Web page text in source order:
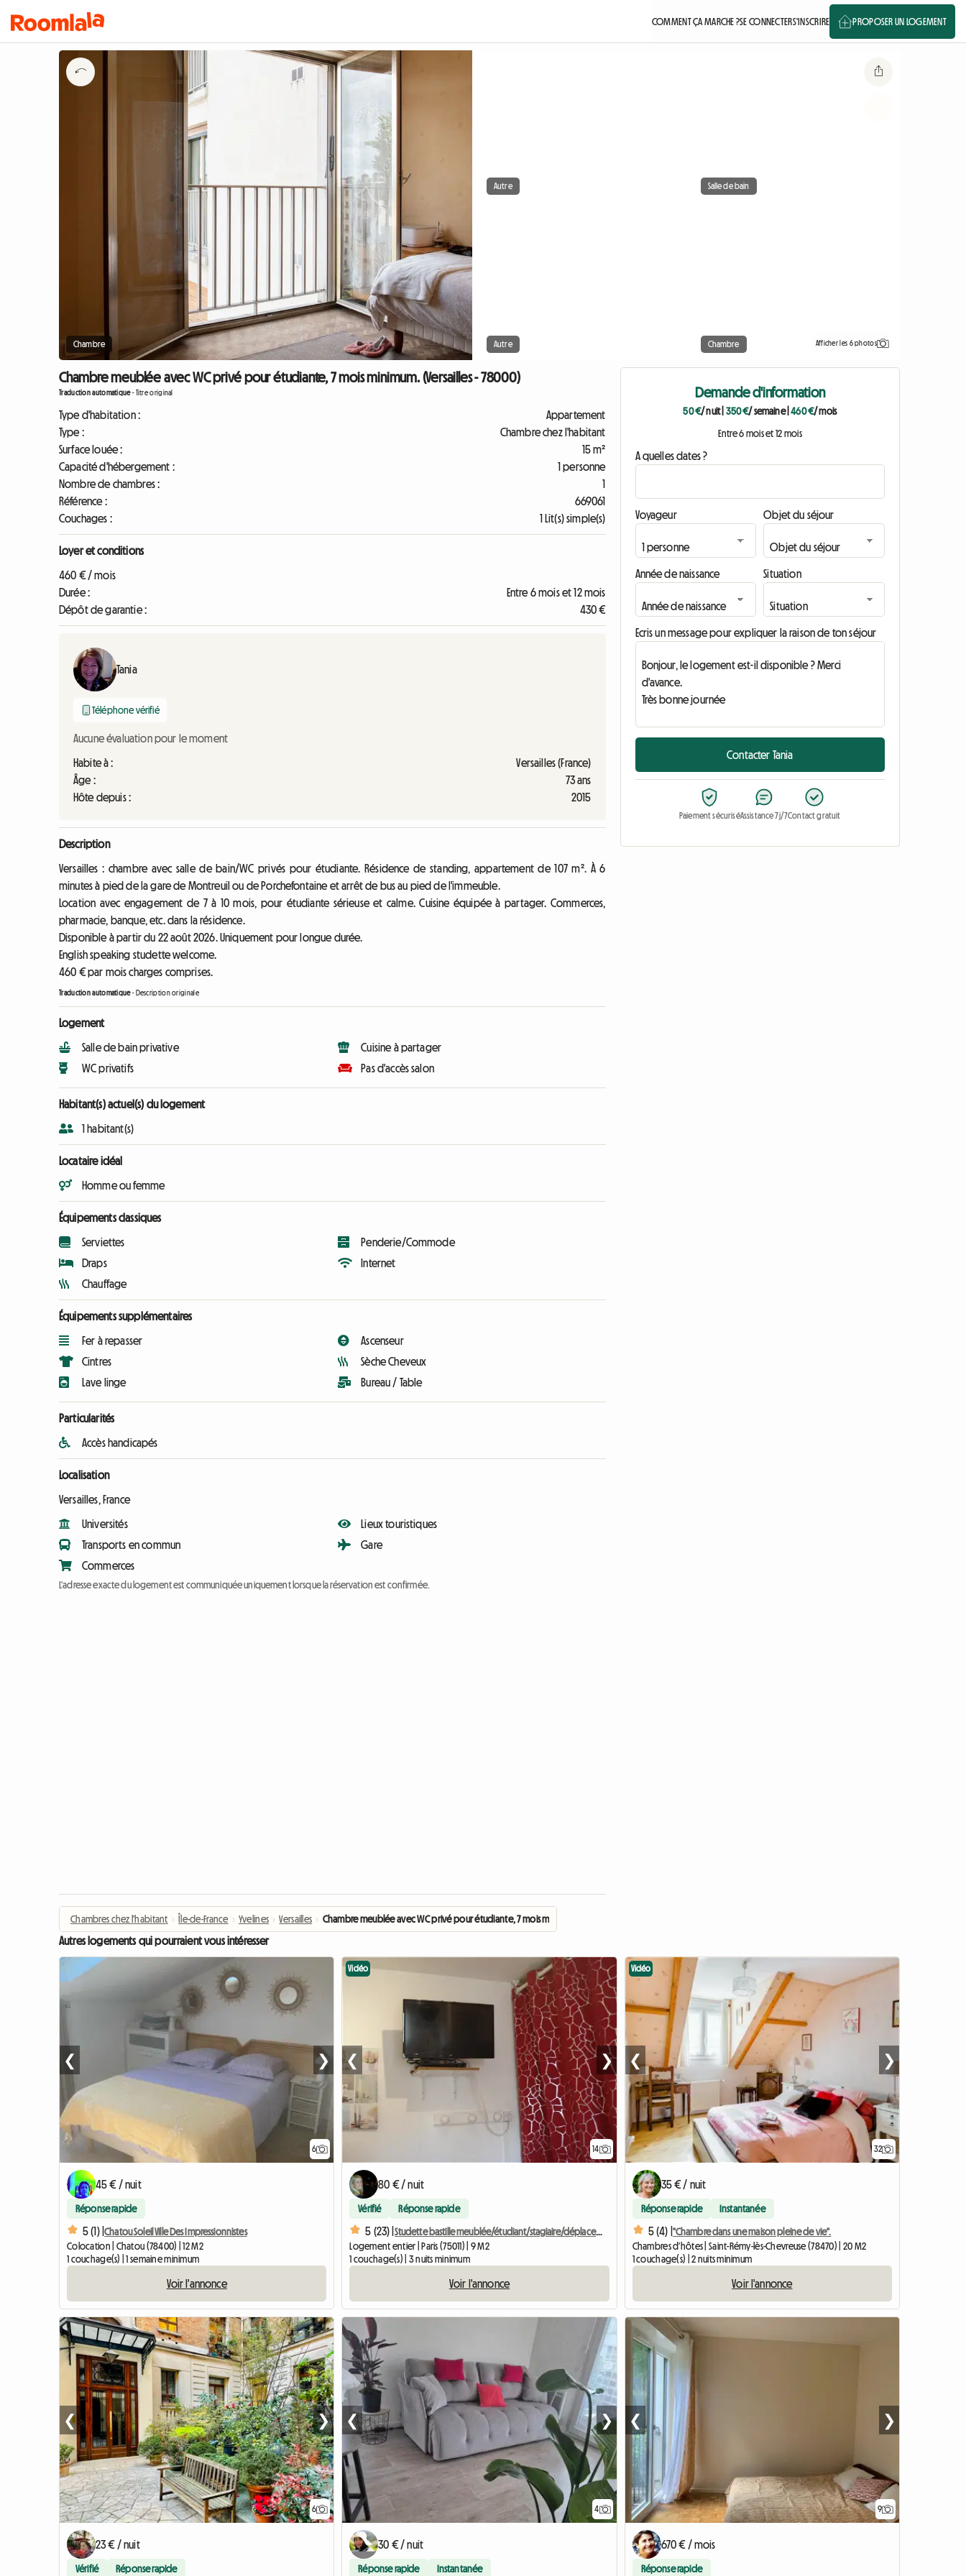
COMMENT ÇA MARCHE ?SE CONNECTERS'INSCRIRE PROPOSER UN LOGEMENT
Chambre
Autre Salle de bain
Autre Chambre Afficher les 6 photos
Chambre meublée avec WC privé pour étudiante, 7 mois minimum. (Versailles - 78000)
Traduction automatique-Titre original
Type d'habitation :
Appartement
Type :
Chambre chez l'habitant
Surface louée :
15 m²
Capacité d'hébergement :
1 personne
Nombre de chambres :
1
Référence :
669061
Couchages :
1 Lit(s) simple(s)
Loyer et conditions
460 € / mois
Durée :
Entre 6 mois et 12 mois
Dépôt de garantie :
430 €
Tania
Téléphone vérifié
Aucune évaluation pour le moment
Habite à :
Versailles (France)
Âge :
73 ans
Hôte depuis :
2015
Description
Versailles : chambre avec salle de bain/WC privés pour étudiante. Résidence de standing, appartement de 107 m². À 6
minutes à pied de la gare de Montreuil ou de Porchefontaine et arrêt de bus au pied de l'immeuble.
Location avec engagement de 7 à 10 mois, pour étudiante sérieuse et calme. Cuisine équipée à partager. Commerces,
pharmacie, banque, etc. dans la résidence.
Disponible à partir du 22 août 2026. Uniquement pour longue durée.
English speaking studette welcome.
460 € par mois charges comprises.
Traduction automatique- Description originale
Logement
Salle de bain privative
WC privatifs
Cuisine à partager
Pas d'accès salon
Habitant(s) actuel(s) du logement
1 habitant(s)
Locataire idéal
Homme ou femme
Équipements classiques
Serviettes
Draps
Chauffage
Penderie/Commode
Internet
Équipements supplémentaires
Fer à repasser
Cintres
Lave linge
Ascenseur
Sèche Cheveux
Bureau / Table
Particularités
Accès handicapés
Localisation
Versailles, France
Universités
Transports en commun
Commerces
Lieux touristiques
Gare
L'adresse exacte du logement est communiquée uniquement lorsque la réservation est confirmée.
Demande d'information
50 €/ nuit| 350 €/ semaine|460 €/ mois
Entre 6 mois et 12 mois
A quelles dates ?
Voyageur Objet du séjour
Année de naissance Situation
Ecris un message pour expliquer la raison de ton séjour
Contacter Tania
Paiement sécuriséAssistance 7j/7Contact gratuit
Chambres chez l'habitant › Île-de-France › Yvelines › Versailles › Chambre meublée avec WC privé pour étudiante, 7 mois minimum.
Autres logements qui pourraient vous intéresser
6
❮ ❯
45 € / nuit
Réponse rapide
5 (1) |Chatou Soleil Ville Des Impressionnistes
Colocation | Chatou (78400) | 12 M2
1 couchage(s) | 1 semaine minimum
Voir l'annonce
14
Vidéo
❮ ❯
80 € / nuit
Vérifié Réponse rapide
5 (23) |
Studette bastille meublée/étudiant/stagiaire/déplacement pro
Logement entier | Paris (75011) | 9 M2
1 couchage(s) | 3 nuits minimum
Voir l'annonce
32
Vidéo
❮ ❯
35 € / nuit
Réponse rapide Instantanée
5 (4) | "Chambre dans une maison pleine de vie".
Chambres d'hôtes | Saint-Rémy-lès-Chevreuse (78470) | 20 M2
1 couchage(s) | 2 nuits minimum
Voir l'annonce
6
❮ ❯
23 € / nuit
Vérifié Réponse rapide
4
❮ ❯
30 € / nuit
Réponse rapide Instantanée
9
❮ ❯
670 € / mois
Réponse rapide